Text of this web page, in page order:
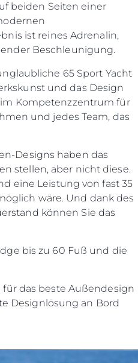
beiden Seiten einer
ist reines Adrenalin,
Beschleunigung.
65 Sport Yacht
und das Design
Kompetenzzentrum für
und jedes Team, das
Designs haben das
stellen, aber nicht diese.
eine Leistung von fast 35
wäre. Und dank des
können Sie das
bis zu 60 Fuß und die
für das beste Außendesign
Designlösung an Bord